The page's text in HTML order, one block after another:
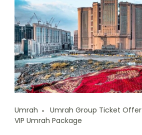
Umrah Umrah Group Ticket Offer
VIP Umrah Package